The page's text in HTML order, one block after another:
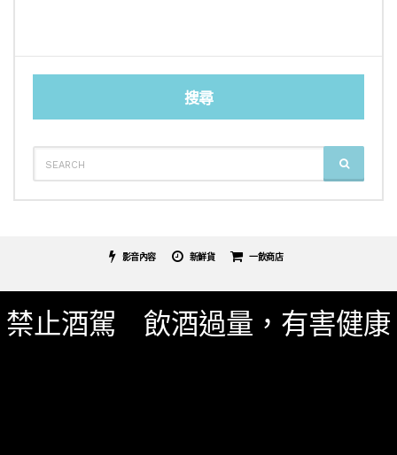
搜尋
SEARCH
FOR:
SEARCH
影音內容 新鮮貨 一飲商店
禁止酒駕 飲酒過量，有害健康